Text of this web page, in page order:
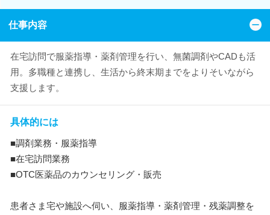
仕事内容
在宅訪問で服薬指導・薬剤管理を行い、無菌調剤やCADも活
用。多職種と連携し、生活から終末期までをよりそいながら
支援します。
具体的には
■調剤業務・服薬指導
■在宅訪問業務
■OTC医薬品のカウンセリング・販売
患者さま宅や施設へ伺い、服薬指導・薬剤管理・残薬調整を